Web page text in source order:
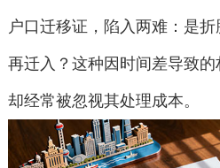
户口迁移证，陷入两难：是
再迁入？这种因时间差导致的
却经常被忽视其处理成本。